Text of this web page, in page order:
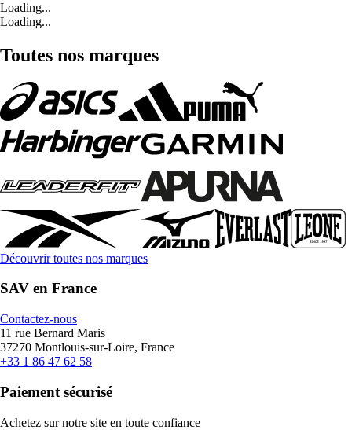
Loading...
Loading...
Toutes nos marques
Découvrir toutes nos marques
SAV en France
Contactez-nous
11 rue Bernard Maris
37270 Montlouis-sur-Loire, France
+33 1 86 47 62 58
Paiement sécurisé
Achetez sur notre site en toute confiance